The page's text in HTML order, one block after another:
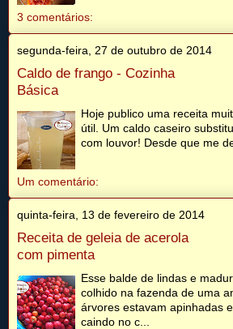
3 comentários:
segunda-feira, 27 de outubro de 2014
Caldo de frango - Cozinha
Básica
Hoje publico uma receita
útil. Um caldo caseiro
com louvor! Desde que me
Um comentário:
quinta-feira, 13 de fevereiro de 2014
Receita de geleia de acerola
com pimenta
Esse balde de lindas e
colhido na fazenda de uma
árvores estavam apinhadas
caindo no c...